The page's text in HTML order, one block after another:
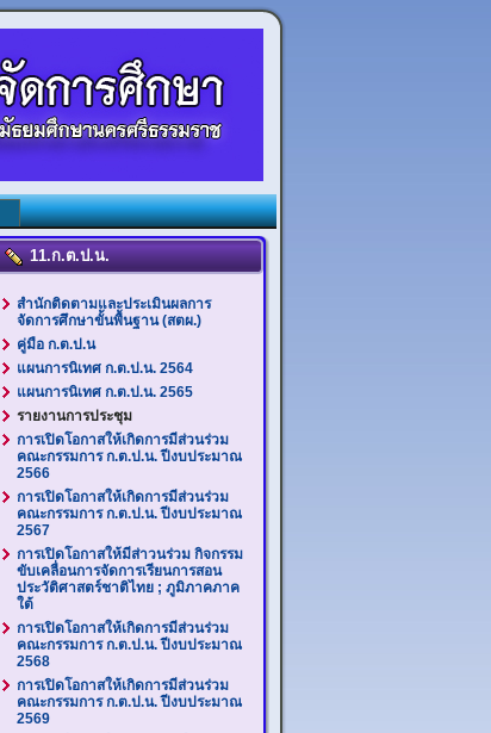
11.ก.ต.ป.น.
สำนักติดตามและประเมินผลการ
จัดการศึกษาขั้นพื้นฐาน (สตผ.)
คู่มือ ก.ต.ป.น
แผนการนิเทศ ก.ต.ป.น. 2564
แผนการนิเทศ ก.ต.ป.น. 2565
รายงานการประชุม
การเปิดโอกาสให้เกิดการมีส่วนร่วม
คณะกรรมการ ก.ต.ป.น. ปีงบประมาณ
2566
การเปิดโอกาสให้เกิดการมีส่วนร่วม
คณะกรรมการ ก.ต.ป.น. ปีงบประมาณ
2567
การเปิดโอกาสให้มีส่าวนร่วม กิจกรรม
ขับเคลื่อนการจัดการเรียนการสอน
ประวัติศาสตร์ชาติไทย ; ภูมิภาคภาค
ใต้
การเปิดโอกาสให้เกิดการมีส่วนร่วม
คณะกรรมการ ก.ต.ป.น. ปีงบประมาณ
2568
การเปิดโอกาสให้เกิดการมีส่วนร่วม
คณะกรรมการ ก.ต.ป.น. ปีงบประมาณ
2569